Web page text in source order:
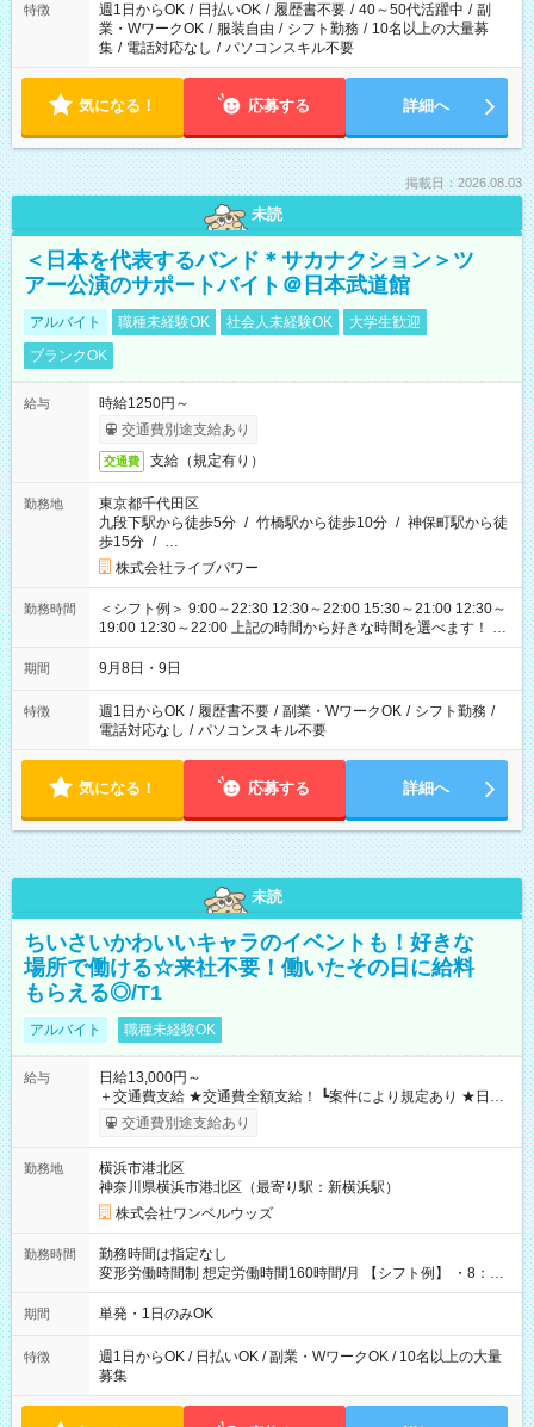
特徴 週1日からOK / 日払いOK / 履歴書不要 / 40～50代活躍中 / 副
業・WワークOK / 服装自由 / シフト勤務 / 10名以上の大量募
集 / 電話対応なし / パソコンスキル不要
気になる！ 応募する 詳細へ
掲載日：2026.08.03
未読
＜日本を代表するバンド＊サカナクション＞ツ
アー公演のサポートバイト＠日本武道館
アルバイト 職種未経験OK 社会人未経験OK
大学生歓迎
ブランクOK
給与
時給1250円～
交通費別途支給あり
交通費 支給（規定有り）
勤務地
東京都千代田区
九段下駅から徒歩5分 / 竹橋駅から徒歩10分 / 神保町駅から徒
歩15分 / …
株式会社ライブパワー
勤務時間
＜シフト例＞ 9:00～22:30 12:30～22:00 15:30～21:00 12:30～
19:00 12:30～22:00 上記の時間から好きな時間を選べます！ ※
時間は変更となる可能性があります
期間 9月8日・9日
特徴 週1日からOK / 履歴書不要 / 副業・WワークOK / シフト勤務 /
電話対応なし / パソコンスキル不要
気になる！ 応募する 詳細へ
未読
ちいさいかわいいキャラのイベントも！好きな
場所で働ける☆来社不要！働いたその日に給料
もらえる◎/T1
アルバイト 職種未経験OK
給与
日給13,000円～
＋交通費支給 ★交通費全額支給！ ┗案件により規定あり ★日払
いOK！（規定あり） ┗働いたその日に現金GET♪ お仕事後はコ
ンビニATMから 日払い分を引き落とせます！ 【試用期間】試
交通費別途支給あり
勤務地
横浜市港北区
神奈川県横浜市港北区（最寄り駅：新横浜駅）
株式会社ワンベルウッズ
勤務時間
勤務時間は指定なし
変形労働時間制 想定労働時間160時間/月 【シフト例】 ・8：00
～21：00
期間 単発・1日のみOK
特徴
週1日からOK / 日払いOK / 副業・WワークOK / 10名以上の大量
募集